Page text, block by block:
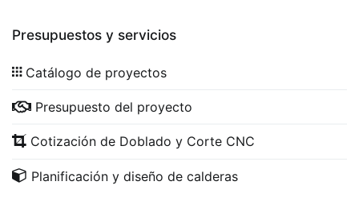
Presupuestos y servicios
Catálogo de proyectos
Presupuesto del proyecto
Cotización de Doblado y Corte CNC
Planificación y diseño de calderas